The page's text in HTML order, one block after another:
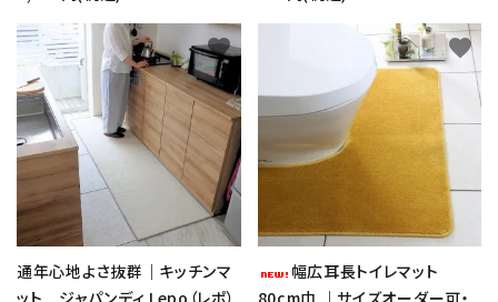
通年心地よさ抜群｜キッチンマ
favorite
幅広耳長トイレマット
favorite